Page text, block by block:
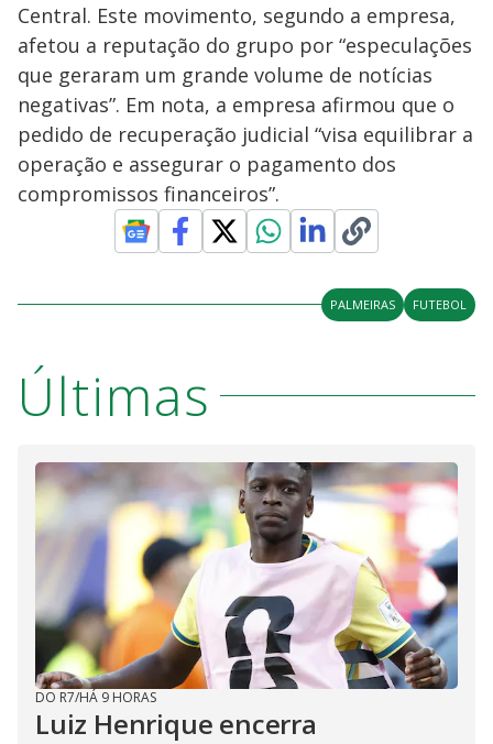
Central. Este movimento, segundo a empresa,
afetou a reputação do grupo por “especulações
que geraram um grande volume de notícias
negativas”. Em nota, a empresa afirmou que o
pedido de recuperação judicial “visa equilibrar a
operação e assegurar o pagamento dos
compromissos financeiros”.
PALMEIRAS FUTEBOL
Últimas
DO R7/HÁ 9 HORAS
Luiz Henrique encerra